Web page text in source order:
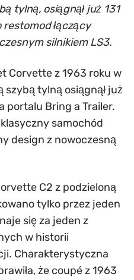
tylną, osiągnął już 131
łączący
silnikiem LS3.
Corvette z 1963 roku w
tylną osiągnął już
portalu Bring a Trailer.
samochód
design z nowoczesną
C2 z podzieloną
tylko przez jeden
się za jeden z
w historii
Charakterystyczna
że coupé z 1963